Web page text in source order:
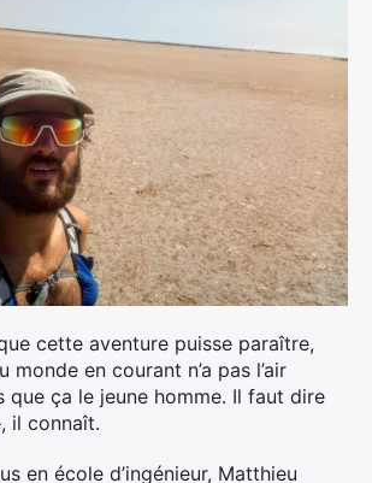
cette aventure puisse paraître,
monde en courant n’a pas l’air
que ça le jeune homme. Il faut dire
il connaît.
en école d’ingénieur, Matthieu